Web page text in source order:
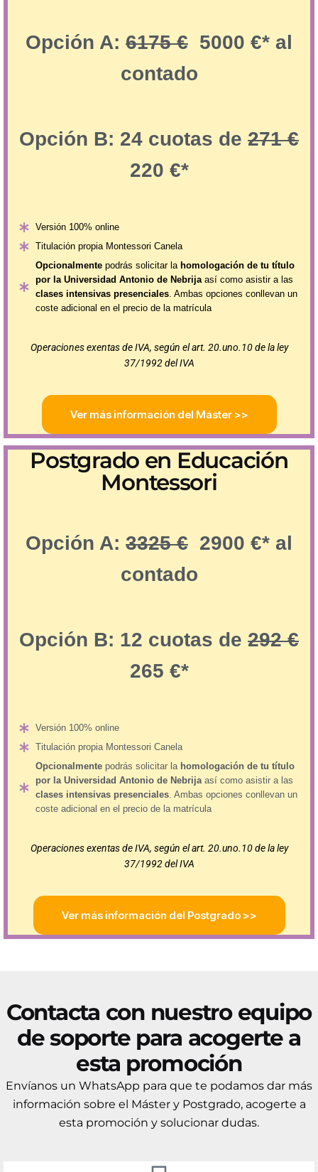
Opción A: 6175 € 5000 €* al
contado
Opción B: 24 cuotas de 271 €
220 €*
Versión 100% online
Titulación propia Montessori Canela
Opcionalmentepodrás solicitar la homologación de tu título
por la Universidad Antonio de Nebrijaasí como asistir a las
clases intensivas presenciales. Ambas opciones conllevan un
coste adicional en el precio de la matrícula
Operaciones exentas de IVA, según el art. 20.uno.10 de la ley
37/1992 del IVA
Ver más información del Máster >>
Postgrado en Educación
Montessori
Opción A: 3325 € 2900 €* al
contado
Opción B: 12 cuotas de 292 €
265 €*
Versión 100% online
Titulación propia Montessori Canela
Opcionalmentepodrás solicitar la homologación de tu título
por la Universidad Antonio de Nebrijaasí como asistir a las
clases intensivas presenciales. Ambas opciones conllevan un
coste adicional en el precio de la matrícula
Operaciones exentas de IVA, según el art. 20.uno.10 de la ley
37/1992 del IVA
Ver más información del Postgrado >>
Contacta con nuestro equipo
de soporte para acogerte a
esta promoción
Envíanos un WhatsApp para que te podamos dar más
información sobre el Máster y Postgrado, acogerte a
esta promoción y solucionar dudas.